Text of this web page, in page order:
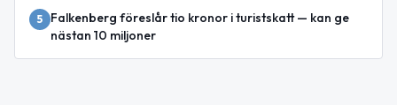
5
Falkenberg föreslår tio kronor i turistskatt — kan ge
nästan 10 miljoner